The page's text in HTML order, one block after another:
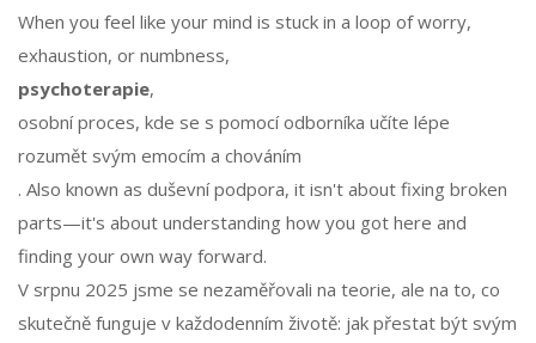
When you feel like your mind is stuck in a loop of worry,
exhaustion, or numbness,
psychoterapie,
osobní proces, kde se s pomocí odborníka učíte lépe
rozumět svým emocím a chováním
. Also known as duševní podpora, it isn't about fixing broken
parts—it's about understanding how you got here and
finding your own way forward.
V srpnu 2025 jsme se nezaměřovali na teorie, ale na to, co
skutečně funguje v každodenním životě: jak přestat být svým